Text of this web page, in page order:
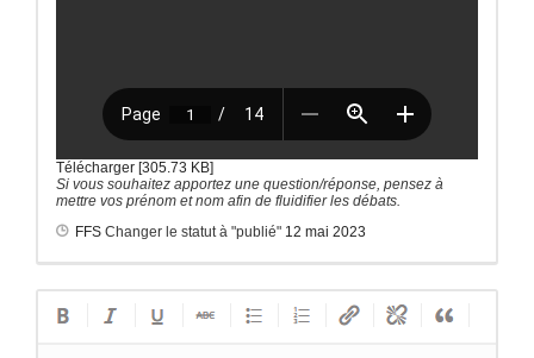
Télécharger [305.73 KB]
Si vous souhaitez apportez une question/réponse, pensez à
mettre vos prénom et nom afin de fluidifier les débats.
FFS Changer le statut à "publié" 12 mai 2023